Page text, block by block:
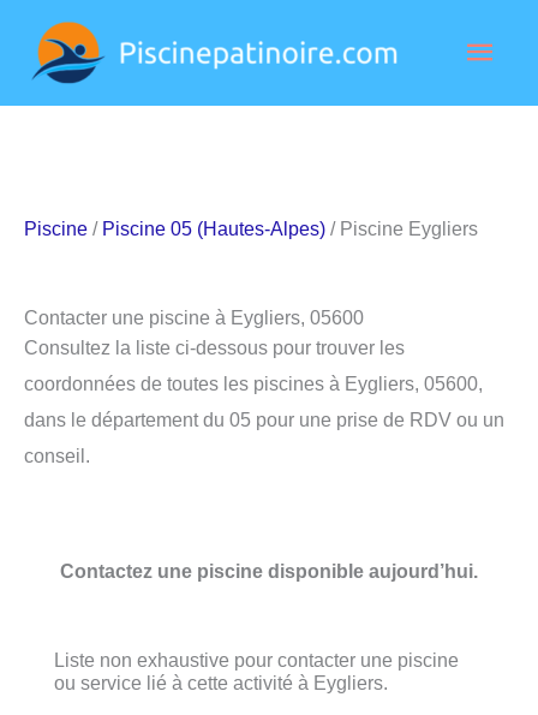
contenu
Piscine / Piscine 05 (Hautes-Alpes) / Piscine Eygliers
Contacter une piscine à Eygliers, 05600
Consultez la liste ci-dessous pour trouver les
coordonnées de toutes les piscines à Eygliers, 05600,
dans le département du 05 pour une prise de RDV ou un
conseil.
Contactez une piscine disponible aujourd’hui.
Liste non exhaustive pour contacter une piscine
ou service lié à cette activité à Eygliers.